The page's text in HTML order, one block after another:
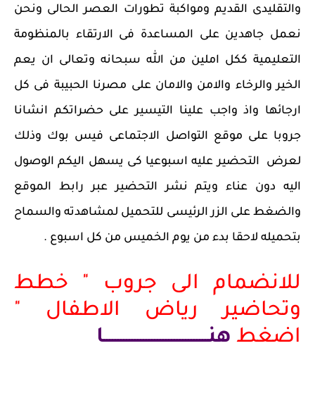
والتقليدى القديم ومواكبة تطورات العصر الحالى ونحن
نعمل جاهدين على المساعدة فى الارتقاء بالمنظومة
التعليمية ككل املين من الله سبحانه وتعالى ان يعم
الخير والرخاء والامن والامان على مصرنا الحبيبة فى كل
ارجائها واذ واجب علينا التيسير على حضراتكم انشانا
جروبا على موقع التواصل الاجتماعى فيس بوك وذلك
لعرض التحضير عليه اسبوعيا كى يسهل اليكم الوصول
اليه دون عناء ويتم نشر التحضير عبر رابط الموقع
والضغط على الزر الرئيسى للتحميل لمشاهدته والسماح
بتحميله لاحقا بدء من يوم الخميس من كل اسبوع .
للانضمام الى جروب " خطط
وتحاضير رياض الاطفال "
اضغط هنـــــــــــــــــــــــــــــــــــــا